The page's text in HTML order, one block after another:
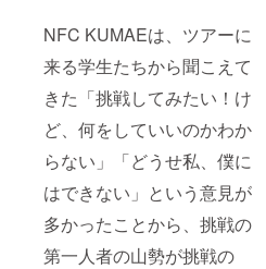
NFC KUMAEは、ツアーに
来る学生たちから聞こえて
きた「挑戦してみたい！け
ど、何をしていいのかわか
らない」「どうせ私、僕に
はできない」という意見が
多かったことから、挑戦の
第一人者の山勢が挑戦の